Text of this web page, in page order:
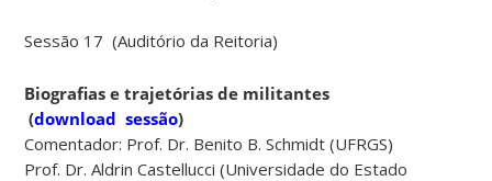
Sessão 17 (Auditório da Reitoria)
Biografias e trajetórias de militantes
(download sessão)
Comentador: Prof. Dr. Benito B. Schmidt (UFRGS)
Prof. Dr. Aldrin Castellucci (Universidade do Estado